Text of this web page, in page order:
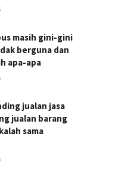
masih gini-gini
berguna dan
apa-apa
jualan jasa
jualan barang
sama